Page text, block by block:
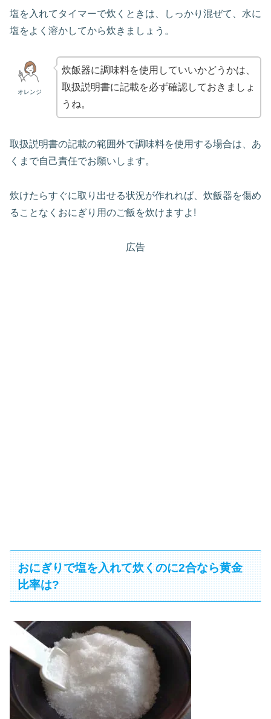
塩を入れてタイマーで炊くときは、しっかり混ぜて、水に
塩をよく溶かしてから炊きましょう。
オレンジ
炊飯器に調味料を使用していいかどうかは、
取扱説明書に記載を必ず確認しておきましょ
うね。
取扱説明書の記載の範囲外で調味料を使用する場合は、あ
くまで自己責任でお願いします。
炊けたらすぐに取り出せる状況が作れれば、炊飯器を傷め
ることなくおにぎり用のご飯を炊けますよ!
広告
おにぎりで塩を入れて炊くのに2合なら黄金
比率は?